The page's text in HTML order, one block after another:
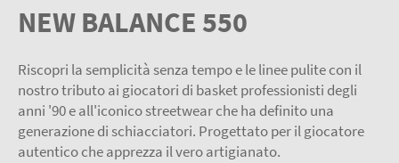
NEW BALANCE 550
Riscopri la semplicità senza tempo e le linee pulite con il
nostro tributo ai giocatori di basket professionisti degli
anni '90 e all'iconico streetwear che ha definito una
generazione di schiacciatori. Progettato per il giocatore
autentico che apprezza il vero artigianato.